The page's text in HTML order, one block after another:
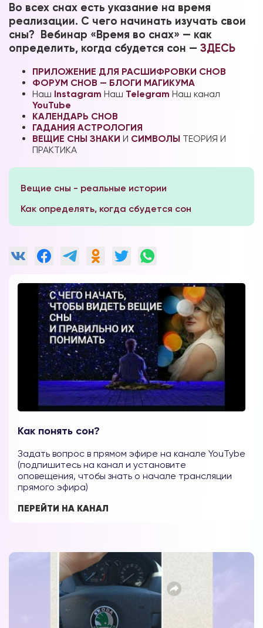
Во всех снах есть указание на время
реализации. С чего начинать изучать свои
сны? Вебинар «Время во снах» — как
определить, когда сбудется сон — ЗДЕСЬ
ПРИЛОЖЕНИЕ ДЛЯ РАСШИФРОВКИ СНОВ
ФОРУМ СНОВ — БЛОГИ МАГИКУМА
Наш Instagram Наш Telegram Наш канал
YouTube
КАЛЕНДАРЬ СНОВ
ГАДАНИЯ АСТРОЛОГИЯ
ВЕЩИЕ СНЫ ЗНАКИ И СИМВОЛЫ ТЕОРИЯ И
ПРАКТИКА
Вещие сны - реальные истории
Как определять, когда сбудется сон
Как понять сон?
Задать вопрос в прямом эфире на канале YouTybe
(подпишитесь на канал и установите
оповещения, чтобы знать о начале трансляции
прямого эфира)
ПЕРЕЙТИ НА КАНАЛ